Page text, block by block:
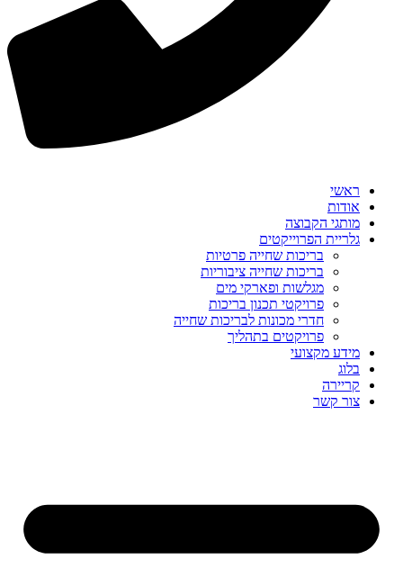
ראשי
אודות
מותגי הקבוצה
גלריית הפרוייקטים
בריכות שחייה פרטיות
בריכות שחייה ציבוריות
מגלשות ופארקי מים
פרויקטי תכנון בריכות
חדרי מכונות לבריכות שחייה
פרויקטים בתהליך
מידע מקצועי
בלוג
קריירה
צור קשר